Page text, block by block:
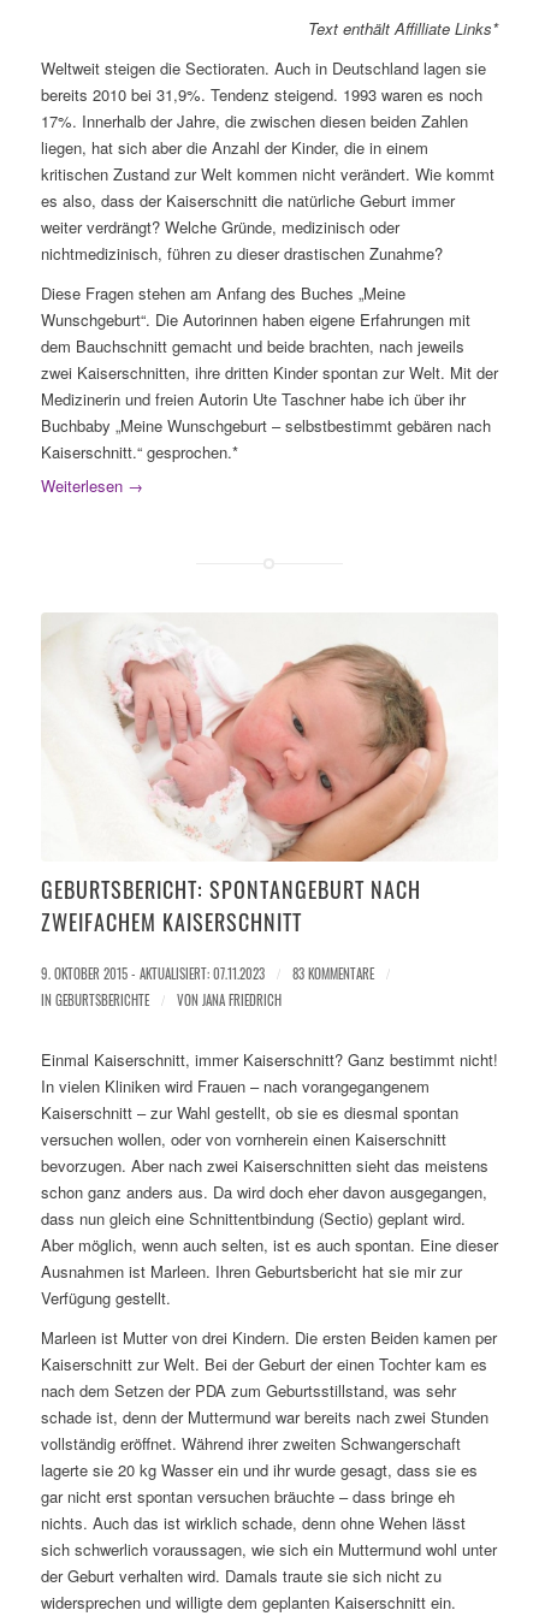
Text enthält Affilliate Links*
Weltweit steigen die Sectioraten. Auch in Deutschland lagen sie
bereits 2010 bei 31,9%. Tendenz steigend. 1993 waren es noch
17%. Innerhalb der Jahre, die zwischen diesen beiden Zahlen
liegen, hat sich aber die Anzahl der Kinder, die in einem
kritischen Zustand zur Welt kommen nicht verändert. Wie kommt
es also, dass der Kaiserschnitt die natürliche Geburt immer
weiter verdrängt? Welche Gründe, medizinisch oder
nichtmedizinisch, führen zu dieser drastischen Zunahme?
Diese Fragen stehen am Anfang des Buches „Meine
Wunschgeburt“. Die Autorinnen haben eigene Erfahrungen mit
dem Bauchschnitt gemacht und beide brachten, nach jeweils
zwei Kaiserschnitten, ihre dritten Kinder spontan zur Welt. Mit der
Medizinerin und freien Autorin Ute Taschner habe ich über ihr
Buchbaby „Meine Wunschgeburt – selbstbestimmt gebären nach
Kaiserschnitt.“ gesprochen.*
Weiterlesen→
GEBURTSBERICHT: SPONTANGEBURT NACH
ZWEIFACHEM KAISERSCHNITT
9. OKTOBER 2015 - AKTUALISIERT: 07.11.2023 / 83 KOMMENTARE
/
IN GEBURTSBERICHTE / VON JANA FRIEDRICH
Einmal Kaiserschnitt, immer Kaiserschnitt? Ganz bestimmt nicht!
In vielen Kliniken wird Frauen – nach vorangegangenem
Kaiserschnitt – zur Wahl gestellt, ob sie es diesmal spontan
versuchen wollen, oder von vornherein einen Kaiserschnitt
bevorzugen. Aber nach zwei Kaiserschnitten sieht das meistens
schon ganz anders aus. Da wird doch eher davon ausgegangen,
dass nun gleich eine Schnittentbindung (Sectio) geplant wird.
Aber möglich, wenn auch selten, ist es auch spontan. Eine dieser
Ausnahmen ist Marleen. Ihren Geburtsbericht hat sie mir zur
Verfügung gestellt.
Marleen ist Mutter von drei Kindern. Die ersten Beiden kamen per
Kaiserschnitt zur Welt. Bei der Geburt der einen Tochter kam es
nach dem Setzen der PDA zum Geburtsstillstand, was sehr
schade ist, denn der Muttermund war bereits nach zwei Stunden
vollständig eröffnet. Während ihrer zweiten Schwangerschaft
lagerte sie 20 kg Wasser ein und ihr wurde gesagt, dass sie es
gar nicht erst spontan versuchen bräuchte – dass bringe eh
nichts. Auch das ist wirklich schade, denn ohne Wehen lässt
sich schwerlich voraussagen, wie sich ein Muttermund wohl unter
der Geburt verhalten wird. Damals traute sie sich nicht zu
widersprechen und willigte dem geplanten Kaiserschnitt ein.